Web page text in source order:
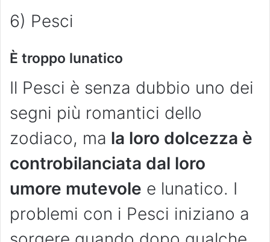
6) Pesci
È troppo lunatico
Il Pesci è senza dubbio uno dei
segni più romantici dello
zodiaco, ma la loro dolcezza è
controbilanciata dal loro
umore mutevole e lunatico. I
problemi con i Pesci iniziano a